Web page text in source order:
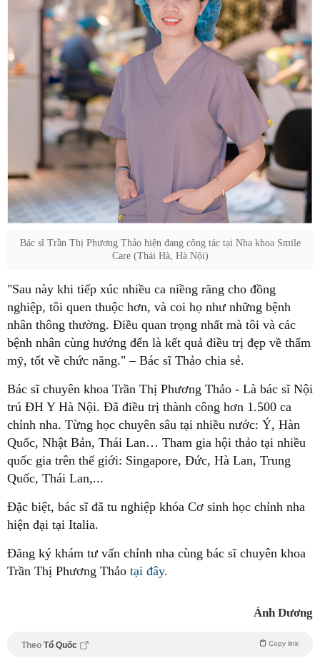
Bác sĩ Trần Thị Phương Thảo hiện đang công tác tại Nha khoa Smile
Care (Thái Hà, Hà Nội)
"Sau này khi tiếp xúc nhiều ca niềng răng cho đồng
nghiệp, tôi quen thuộc hơn, và coi họ như những bệnh
nhân thông thường. Điều quan trọng nhất mà tôi và các
bệnh nhân cùng hướng đến là kết quả điều trị đẹp về thẩm
mỹ, tốt về chức năng." – Bác sĩ Thảo chia sẻ.
Bác sĩ chuyên khoa Trần Thị Phương Thảo - Là bác sĩ Nội
trú ĐH Y Hà Nội. Đã điều trị thành công hơn 1.500 ca
chỉnh nha. Từng học chuyên sâu tại nhiều nước: Ý, Hàn
Quốc, Nhật Bản, Thái Lan… Tham gia hội thảo tại nhiều
quốc gia trên thế giới: Singapore, Đức, Hà Lan, Trung
Quốc, Thái Lan,...
Đặc biệt, bác sĩ đã tu nghiệp khóa Cơ sinh học chỉnh nha
hiện đại tại Italia.
Đăng ký khám tư vấn chỉnh nha cùng bác sĩ chuyên khoa
Trần Thị Phương Thảo tại đây.
Ánh Dương
Theo Tổ Quốc Copy link